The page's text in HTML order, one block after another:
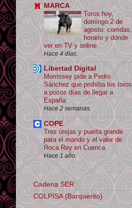
MARCA
Toros hoy,
domingo 2 de
agosto: corridas,
horario y dónde
ver en TV y online
Hace 4 días.
Libertad Digital
Morrissey pide a Pedro
Sánchez que prohíba los toros
a pocos días de llegar a
España
Hace 2 semanas.
COPE
Tres orejas y puerta grande
para el mando y el valor de
Roca Rey en Cuenca
Hace 1 año.
Cadena SER
COLPISA (Barquerito)